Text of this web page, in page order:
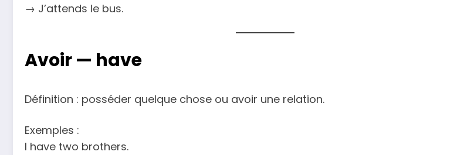
→ J’attends le bus.
Avoir — have
Définition : posséder quelque chose ou avoir une relation.
Exemples :
I have two brothers.